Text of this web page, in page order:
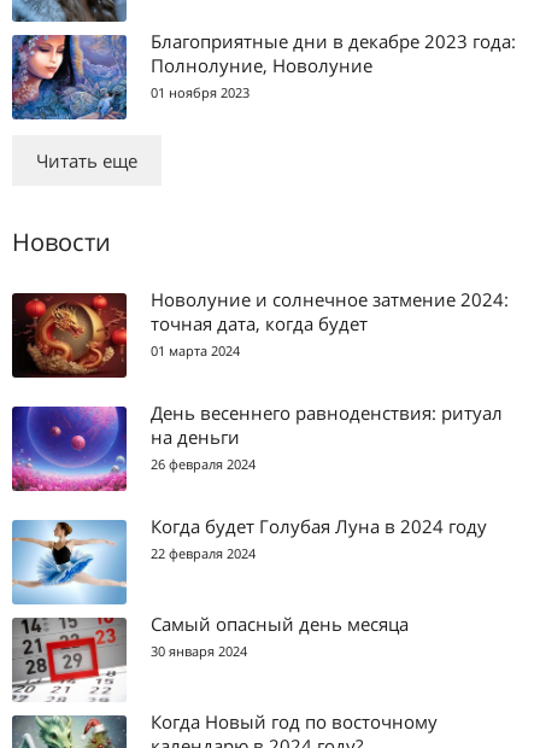
Благоприятные дни в декабре 2023 года:
Полнолуние, Новолуние
01 ноября 2023
Читать еще
Новости
Новолуние и солнечное затмение 2024:
точная дата, когда будет
01 марта 2024
День весеннего равноденствия: ритуал
на деньги
26 февраля 2024
Когда будет Голубая Луна в 2024 году
22 февраля 2024
Самый опасный день месяца
30 января 2024
Когда Новый год по восточному